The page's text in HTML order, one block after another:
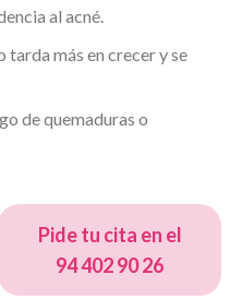
al acné.
tarda más en crecer y se
de quemaduras o
Pide tu cita en el
94 402 90 26